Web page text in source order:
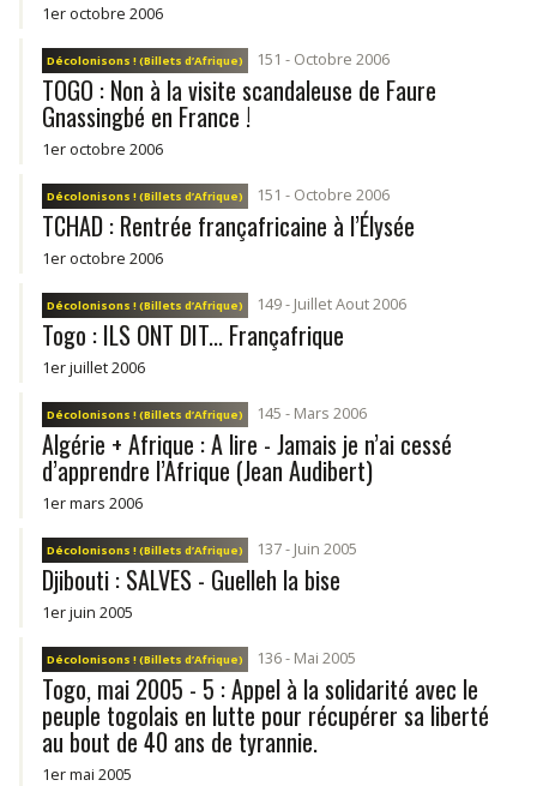
1er octobre 2006
Décolonisons ! (Billets d’Afrique) 151 - Octobre 2006
TOGO : Non à la visite scandaleuse de Faure
Gnassingbé en France !
1er octobre 2006
Décolonisons ! (Billets d’Afrique) 151 - Octobre 2006
TCHAD : Rentrée françafricaine à l’Élysée
1er octobre 2006
Décolonisons ! (Billets d’Afrique) 149 - Juillet Aout 2006
Togo : ILS ONT DIT... Françafrique
1er juillet 2006
Décolonisons ! (Billets d’Afrique) 145 - Mars 2006
Algérie + Afrique : A lire - Jamais je n’ai cessé
d’apprendre l’Afrique (Jean Audibert)
1er mars 2006
Décolonisons ! (Billets d’Afrique) 137 - Juin 2005
Djibouti : SALVES - Guelleh la bise
1er juin 2005
Décolonisons ! (Billets d’Afrique) 136 - Mai 2005
Togo, mai 2005 - 5 : Appel à la solidarité avec le
peuple togolais en lutte pour récupérer sa liberté
au bout de 40 ans de tyrannie.
1er mai 2005